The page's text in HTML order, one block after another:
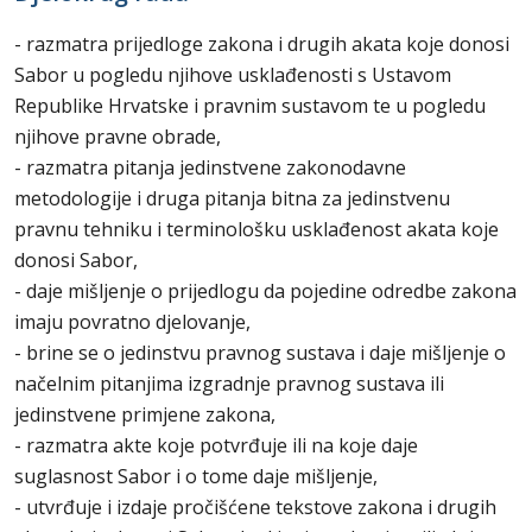
- razmatra prijedloge zakona i drugih akata koje donosi
Sabor u pogledu njihove usklađenosti s Ustavom
Republike Hrvatske i pravnim sustavom te u pogledu
njihove pravne obrade,
- razmatra pitanja jedinstvene zakonodavne
metodologije i druga pitanja bitna za jedinstvenu
pravnu tehniku i terminološku usklađenost akata koje
donosi Sabor,
- daje mišljenje o prijedlogu da pojedine odredbe zakona
imaju povratno djelovanje,
- brine se o jedinstvu pravnog sustava i daje mišljenje o
načelnim pitanjima izgradnje pravnog sustava ili
jedinstvene primjene zakona,
- razmatra akte koje potvrđuje ili na koje daje
suglasnost Sabor i o tome daje mišljenje,
- utvrđuje i izdaje pročišćene tekstove zakona i drugih